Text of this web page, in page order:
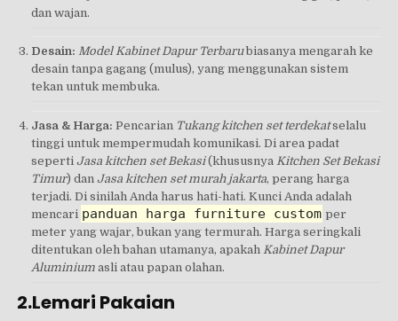
dan wajan.
Desain: Model Kabinet Dapur Terbarubiasanya mengarah ke
desain tanpa gagang (mulus), yang menggunakan sistem
tekan untuk membuka.
Jasa & Harga: Pencarian Tukang kitchen set terdekatselalu
tinggi untuk mempermudah komunikasi. Di area padat
seperti Jasa kitchen set Bekasi(khususnya Kitchen Set Bekasi
Timur) dan Jasa kitchen set murah jakarta, perang harga
terjadi. Di sinilah Anda harus hati-hati. Kunci Anda adalah
mencari panduan harga furniture custom per
meter yang wajar, bukan yang termurah. Harga seringkali
ditentukan oleh bahan utamanya, apakah Kabinet Dapur
Aluminiumasli atau papan olahan.
2.Lemari Pakaian